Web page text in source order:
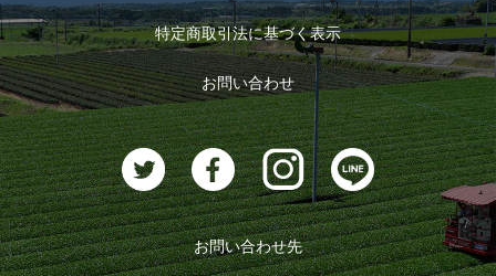
おすすめのお茶
お茶に合うスイーツ
ログイン
ログアウト
特定商取引法に基づく表示
お問い合わせ
お問い合わせ先